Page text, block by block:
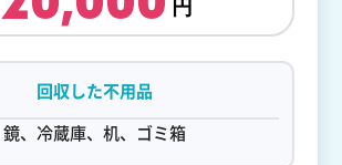
回収した不用品
鏡、冷蔵庫、机、ゴミ箱